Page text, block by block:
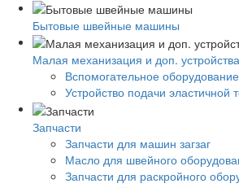
Бытовые швейные машины
Малая механизация и доп. устройства
Вспомогательное оборудование
Устройство подачи эластичной
Запчасти
Запчасти для машин загзаг
Масло для швейного
Запчасти для раскройного